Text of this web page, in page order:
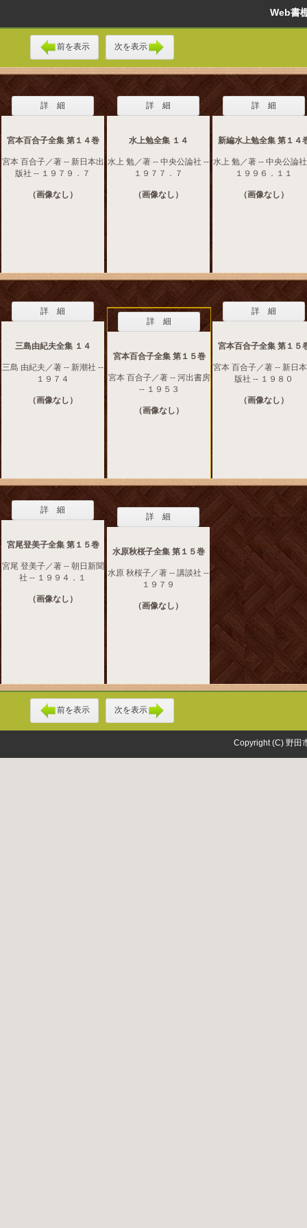
Web
前を表示 次を表示
詳 細
宮本百合子全集 第１４巻
宮本 百合子／著 -- 新日本出
版社 -- １９７９．７
（画像なし）
詳 細
水上勉全集 １４
水上 勉／著 -- 中央公論社 --
１９７７．７
（画像なし）
詳 細
新編水上勉全集 第１４
水上 勉／著 -- 中央公論
１９９６．１１
（画像なし）
詳 細
三島由紀夫全集 １４
三島 由紀夫／著 -- 新潮社 --
１９７４
（画像なし）
詳 細
宮本百合子全集 第１５巻
宮本 百合子／著 -- 河出書房
-- １９５３
（画像なし）
詳 細
宮本百合子全集 第１５
宮本 百合子／著 -- 新日
版社 -- １９８０
（画像なし）
詳 細
宮尾登美子全集 第１５巻
宮尾 登美子／著 -- 朝日新聞
社 -- １９９４．１
（画像なし）
詳 細
水原秋桜子全集 第１５巻
水原 秋桜子／著 -- 講談社 --
１９７９
（画像なし）
前を表示 次を表示
Copyright (C) 野田